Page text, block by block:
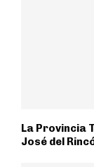
La Provincia
José del